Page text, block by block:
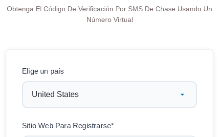
Obtenga El Código De Verificación Por SMS De Chase Usando Un
Número Virtual
Elige un país
Sitio Web Para Registrarse*